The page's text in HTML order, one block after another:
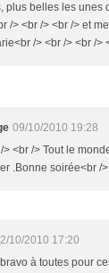
plus belles les unes
/> <br /> <br /> et
/> <br /> <br />
09/10/2010 19:28
> <br /> Tout le
.Bonne soirée<br /
10/2010 17:20
à toutes pour